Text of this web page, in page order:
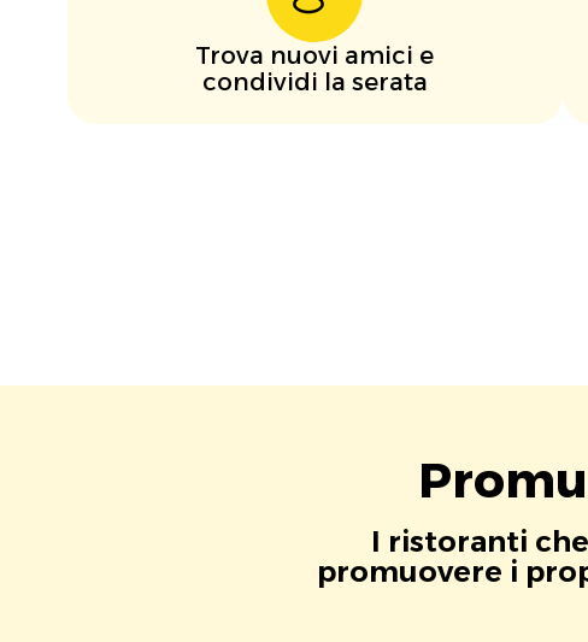
Trova nuovi amici e
condividi la serata
I ristoranti
promuovere i